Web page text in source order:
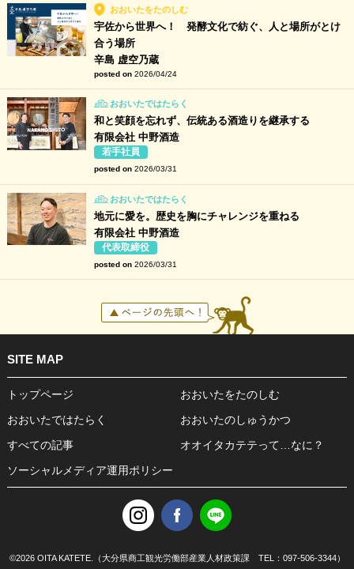
おおいたをたのしむ
宇佐から世界へ！ 発酵文化で紡ぐ、人と場所がとけ
合う場所
辛島 虚空乃蔵
posted on 2026/04/24
おおいたではたらく
和と笑顔を忘れず、伝統ある酒造りを継承する
有限会社 中野酒造
若手社員
posted on 2026/03/31
おおいたではたらく
地元に愛を。歴史を胸にチャレンジを重ねる
有限会社 中野酒造
代表取締役
posted on 2026/03/31
SITE MAP
トップページ
おおいたをたのしむ
おおいたではたらく
おおいたのしゅうかつ
すべての記事
オオイタカテテって…なに？
ソーシャルメディア運用ポリシー
©2026 OITA KATETE.（大分県商工観光労働部産業人材政策課 TEL：097-506-3344）